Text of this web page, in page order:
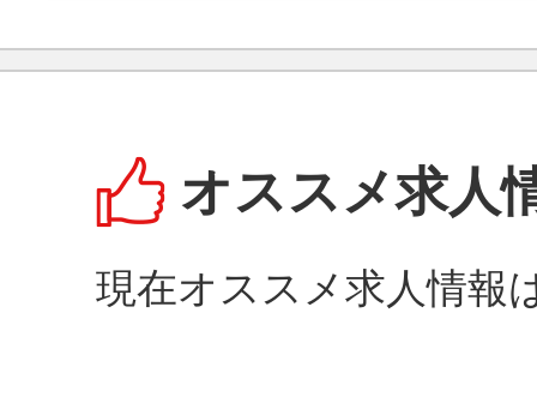
オススメ求人
現在オススメ求人情報